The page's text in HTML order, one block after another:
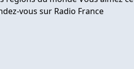
vous sur Radio France